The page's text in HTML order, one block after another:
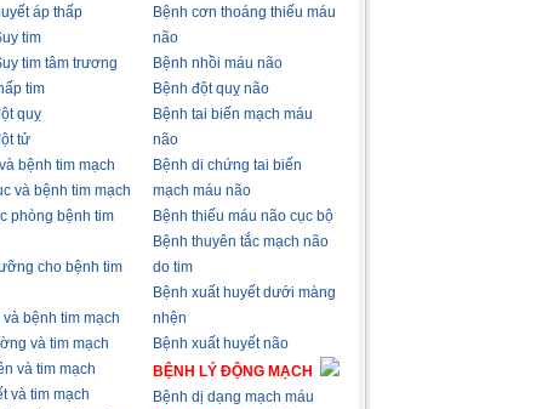
áp thấp
tim
tim tâm trương
tim
quỵ
tử
bệnh tim mạch
và bệnh tim mạch
phòng bệnh tim
cho bệnh tim
và bệnh tim mạch
và tim mạch
và tim mạch
và tim mạch
Bệnh cơn thoáng thiếu máu
não
Bệnh nhồi máu não
Bệnh đột quỵ não
Bệnh tai biến mạch máu
não
Bệnh di chứng tai biến
mạch máu não
Bệnh thiếu máu não cục bộ
Bệnh thuyên tắc mạch não
do tim
Bệnh xuất huyết dưới màng
nhện
Bệnh xuất huyết não
BỆNH LÝ ĐỘNG MẠCH
Bệnh dị dạng mạch máu